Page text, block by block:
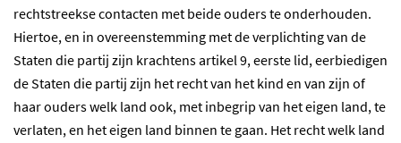
rechtstreekse contacten met beide ouders te onderhouden.
Hiertoe, en in overeenstemming met de verplichting van de
Staten die partij zijn krachtens artikel 9, eerste lid, eerbiedigen
de Staten die partij zijn het recht van het kind en van zijn of
haar ouders welk land ook, met inbegrip van het eigen land, te
verlaten, en het eigen land binnen te gaan. Het recht welk land